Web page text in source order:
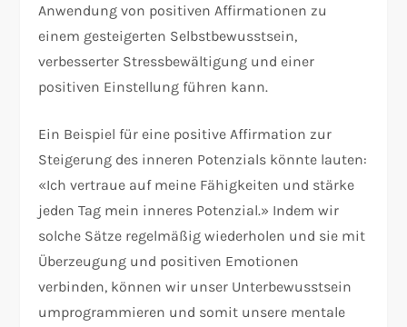
Anwendung von positiven Affirmationen zu
einem gesteigerten Selbstbewusstsein,
verbesserter Stressbewältigung und einer
positiven Einstellung führen kann.
Ein Beispiel für eine positive Affirmation zur
Steigerung des inneren Potenzials könnte lauten:
«Ich vertraue auf meine Fähigkeiten und stärke
jeden Tag mein inneres Potenzial.» Indem wir
solche Sätze regelmäßig wiederholen und sie mit
Überzeugung und positiven Emotionen
verbinden, können wir unser Unterbewusstsein
umprogrammieren und somit unsere mentale